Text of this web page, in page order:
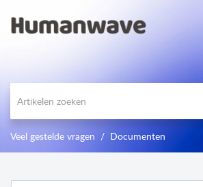
Veel gestelde vragen Documenten